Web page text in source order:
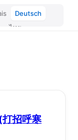
Deutsch
ไทย
打招呼寒